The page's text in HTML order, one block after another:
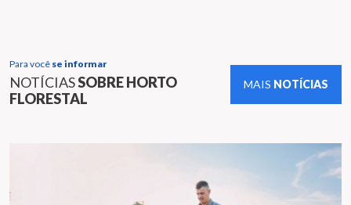
Para você se informar
NOTÍCIASSOBRE HORTO
FLORESTAL
MAIS NOTÍCIAS